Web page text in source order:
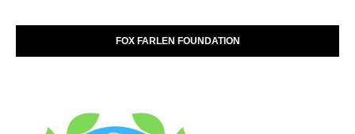
FOX FARLEN FOUNDATION